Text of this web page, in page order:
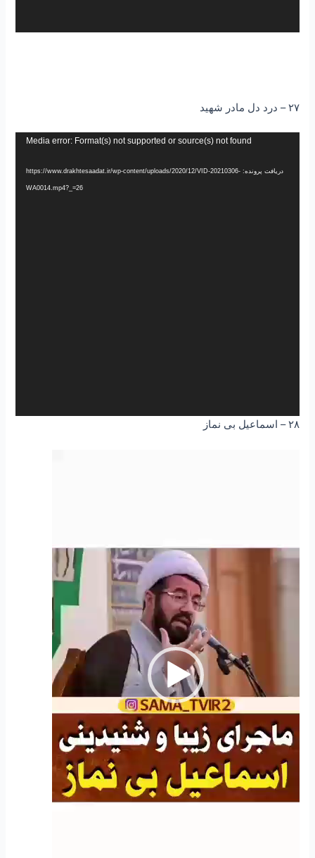
۲۷ – درد دل مادر شهید
Media error: Format(s) not supported or source(s) not found
دریافت پرونده: https://www.drakhtesaadat.ir/wp-content/uploads/2020/12/VID-20210306-
WA0014.mp4?_=26
۲۸ – اسماعیل بی نماز